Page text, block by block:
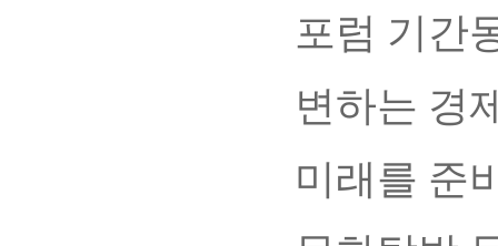
포럼 기간
변하는 경
미래를 준